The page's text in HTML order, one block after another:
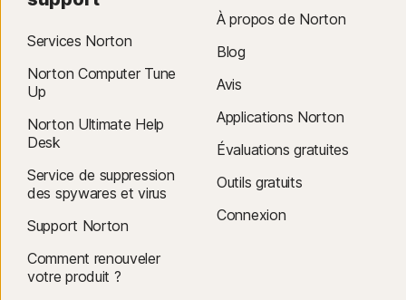
Services Norton
Norton Computer Tune
Up
Norton Ultimate Help
Desk
Service de suppression
des spywares et virus
Support Norton
Comment renouveler
votre produit ?
À propos de Norton
Blog
Avis
Applications Norton
Évaluations gratuites
Outils gratuits
Connexion